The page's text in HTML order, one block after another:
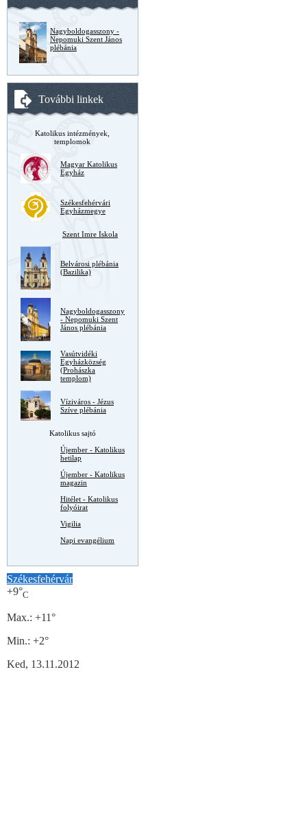
Nagyboldogasszony -
Nepomuki Szent János
plébánia
További linkek
Katolikus intézmények,
templomok
Magyar Katolikus
Egyház
Székesfehérvári
Egyházmegye
Szent Imre Iskola
Belvárosi plébánia
(Bazilika)
Nagyboldogasszony
- Nepomuki Szent
János plébánia
Vasútvidéki
Egyházközség
(Prohászka
templom)
Víziváros - Jézus
Szíve plébánia
Katolikus sajtó
Újember - Katolikus
hetilap
Újember - Katolikus
magazin
Hitélet - Katolikus
folyóirat
Vigilia
Napi evangélium
Székesfehérvár
+9°C
Max.: +11°
Min.: +2°
Ked, 13.11.2012